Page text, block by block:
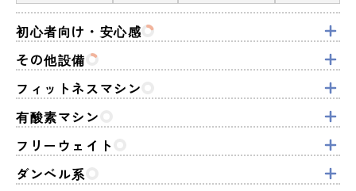
初心者向け・安心感
その他設備
フィットネスマシン
有酸素マシン
フリーウェイト
ダンベル系